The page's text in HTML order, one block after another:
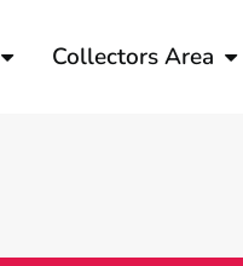
Collectors Area